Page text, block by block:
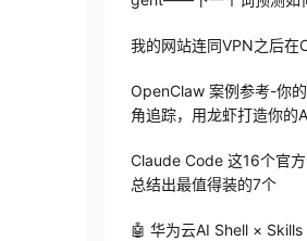
我的网站连同VPN之后在
OpenClaw 案例参考-你
角追踪，用龙虾打造你的
Claude Code 这16个官
总结出最值得装的7个
🤖 华为云AI Shell ×